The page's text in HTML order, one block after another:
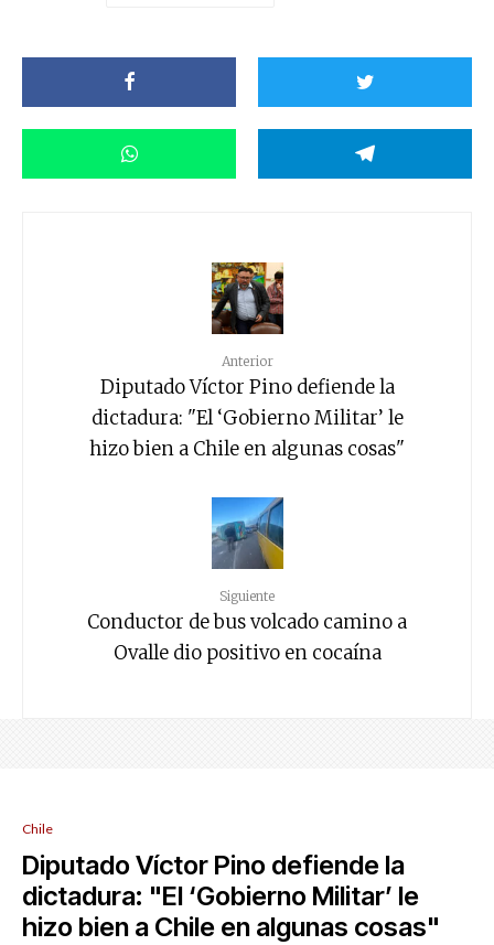
Anterior
Diputado Víctor Pino defiende la
dictadura: "El ‘Gobierno Militar’ le
hizo bien a Chile en algunas cosas"
Siguiente
Conductor de bus volcado camino a
Ovalle dio positivo en cocaína
Chile
Diputado Víctor Pino defiende la
dictadura: "El ‘Gobierno Militar’ le
hizo bien a Chile en algunas cosas"